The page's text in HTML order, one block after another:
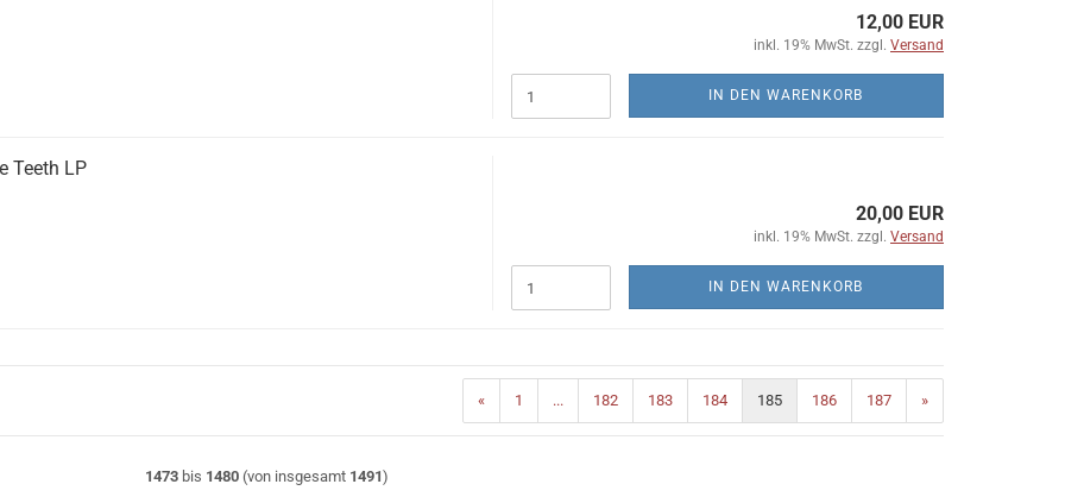
12,00 EUR
inkl. 19% MwSt. zzgl. Versand
IN DEN WARENKORB
Teeth LP
20,00 EUR
inkl. 19% MwSt. zzgl. Versand
IN DEN WARENKORB
« 1 ... 182 183 184 185 186 187 »
1473bis 1480(von insgesamt 1491)